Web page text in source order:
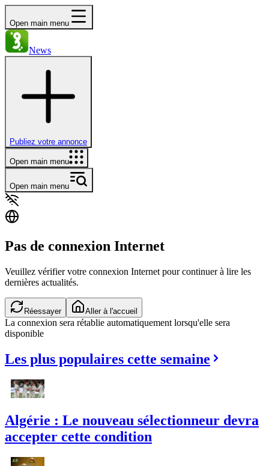
Open main menu
News
Publiez votre annonce
Open main menu
Open main menu
Pas de connexion Internet
Veuillez vérifier votre connexion Internet pour continuer à lire les
dernières actualités.
Réessayer Aller à l'accueil
La connexion sera rétablie automatiquement lorsqu'elle sera
disponible
Les plus populaires cette semaine
Algérie : Le nouveau sélectionneur devra
accepter cette condition